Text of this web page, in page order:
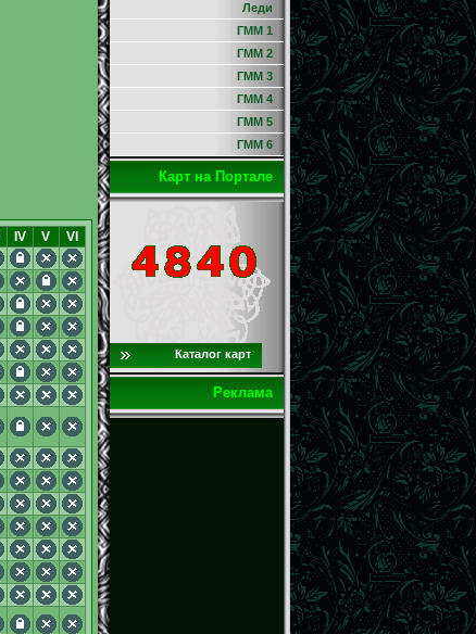
IV V VI
Леди
ГММ 1
ГММ 2
ГММ 3
ГММ 4
ГММ 5
ГММ 6
Карт на Портале
Каталог карт
Реклама